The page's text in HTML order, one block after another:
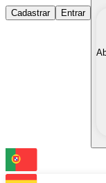
Comprar
Compre as
Converta
Troque uma
Cadastrar Entrar